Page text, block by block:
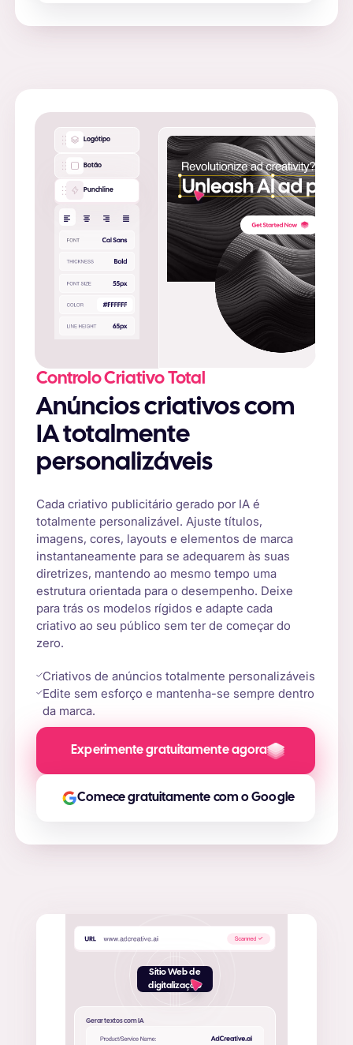
Controlo Criativo Total
Anúncios criativos com
IA totalmente
personalizáveis
Cada criativo publicitário gerado por IA é
totalmente personalizável. Ajuste títulos,
imagens, cores, layouts e elementos de marca
instantaneamente para se adequarem às suas
diretrizes, mantendo ao mesmo tempo uma
estrutura orientada para o desempenho. Deixe
para trás os modelos rígidos e adapte cada
criativo ao seu público sem ter de começar do
zero.
Criativos de anúncios totalmente personalizáveis
Edite sem esforço e mantenha-se sempre dentro
da marca.
Experimente gratuitamente agora
Comece gratuitamente com o Google
Logótipo
Botão
Punchline
Sítio Web de
digitalização
Gerar textos com IA